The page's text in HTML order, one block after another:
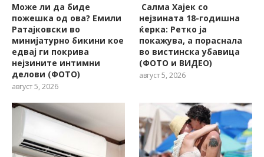
Може ли да биде
пожешкa од ова? Емили
Ратајковски во
минијатурно бикини кое
едвај ги покрива
нејзините интимни
делови (ФОТО)
август 5, 2026
Салма Хајек со
нејзината 18-годишна
ќерка: Ретко ја
покажува, a пораснала
во вистинска убавица
(ФОТО и ВИДЕО)
август 5, 2026